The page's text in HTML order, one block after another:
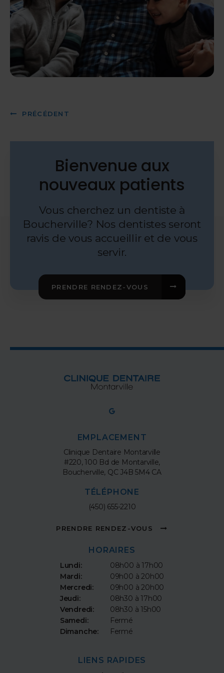
PRÉCÉDENT
Bienvenue aux
nouveaux patients
Vous cherchez un dentiste à
Boucherville? Nos dentistes seront
ravis de vous accueillir et de vous
servir.
PRENDRE RENDEZ-VOUS
EMPLACEMENT
Clinique Dentaire Montarville
#220, 100 Bd de Montarville
Boucherville QC J4B 5M4 CA
TÉLÉPHONE
(450) 655-2210
PRENDRE RENDEZ-VOUS
HORAIRES
Lundi:
08h00 à 17h00
Mardi:
09h00 à 20h00
Mercredi:
09h00 à 20h00
Jeudi:
08h30 à 17h00
Vendredi:
08h30 à 15h00
Samedi:
Fermé
Dimanche:
Fermé
LIENS RAPIDES